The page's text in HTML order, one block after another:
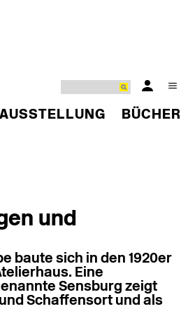
AUSSTELLUNG BÜCHER
und
baute sich in den 1920er
Eine
Sensburg zeigt
Schaffensort und als